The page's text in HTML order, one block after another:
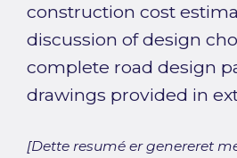
construction cost
discussion of design
complete road design
drawings provided in
[Dette resumé er genereret